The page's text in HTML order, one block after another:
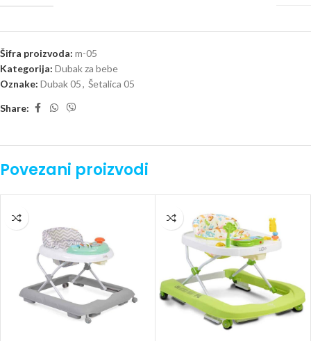
Šifra proizvoda: m-05
Kategorija: Dubak za bebe
Oznake: Dubak 05, Šetalica 05
Share:
Povezani proizvodi